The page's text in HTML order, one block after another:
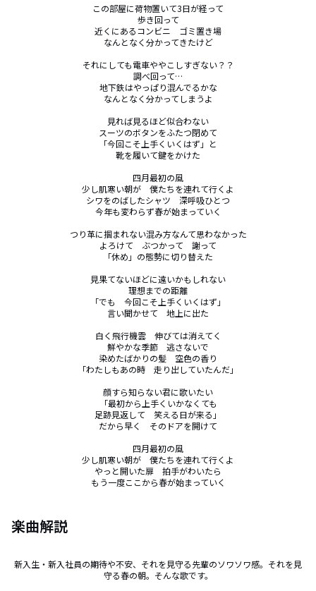
この部屋に荷物置いて3日が経って
歩き回って
近くにあるコンビニ　ゴミ置き場
なんとなく分かってきたけど
それにしても電車ややこしすぎない？？
調べ回って…
地下鉄はやっぱり混んでるかな
なんとなく分かってしまうよ
見れば見るほど似合わない
スーツのボタンをふたつ閉めて
「今回こそ上手くいくはず」と
靴を履いて鍵をかけた
四月最初の風
少し肌寒い朝が　僕たちを連れて行くよ
シワをのばしたシャツ　深呼吸ひとつ
今年も変わらず春が始まっていく
つり革に掴まれない混み方なんて思わなかった
よろけて　ぶつかって　謝って
「休め」の態勢に切り替えた
見果てないほどに遠いかもしれない
理想までの距離
「でも　今回こそ上手くいくはず」
言い聞かせて　地上に出た
白く飛行機雲　伸びては消えてく
鮮やかな季節　逃さないで
染めたばかりの髪　空色の香り
「わたしもあの時　走り出していたんだ」
顔すら知らない君に歌いたい
「最初から上手くいかなくても
足跡見返して　笑える日が来る」
だから早く　そのドアを開けて
四月最初の風
少し肌寒い朝が　僕たちを連れて行くよ
やっと開いた扉　拍手がわいたら
もう一度ここから春が始まっていく
楽曲解説
新入生・新入社員の期待や不安、それを見守る先輩のソワソワ感。それを見
守る春の朝。そんな歌です。